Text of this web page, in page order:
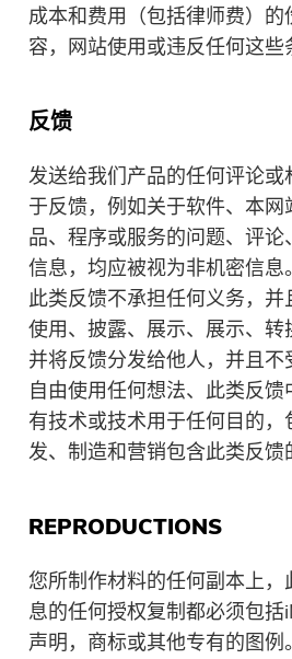
成本和费用（包括律师费）的
容，网站使用或违反任何这些
反馈
发送给我们产品的任何评论
于反馈，例如关于软件、本网
品、程序或服务的问题、评
信息，均应被视为非机密信
此类反馈不承担任何义务，并
使用、披露、展示、展示、转
并将反馈分发给他人，并且
自由使用任何想法、此类反
有技术或技术用于任何目的，
发、制造和营销包含此类反馈
REPRODUCTIONS
您所制作材料的任何副本上，
息的任何授权复制都必须包
声明，商标或其他专有的图例
你几乎完成
订阅我们关于
的最佳交易和
温馨提示
这个软件只能是这个
接和优惠券代码。
件，请点击
请输入一个有效的电子